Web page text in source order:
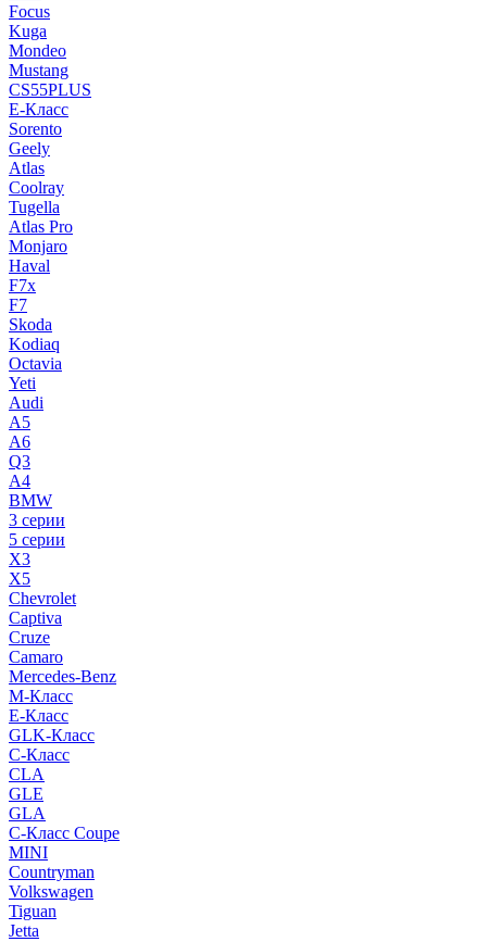
Focus
Kuga
Mondeo
Mustang
CS55PLUS
E-Класс
Sorento
Geely
Atlas
Coolray
Tugella
Atlas Pro
Monjaro
Haval
F7x
F7
Skoda
Kodiaq
Octavia
Yeti
Audi
A5
A6
Q3
A4
BMW
3 серии
5 серии
X3
X5
Chevrolet
Captiva
Cruze
Camaro
Mercedes-Benz
M-Класс
E-Класс
GLK-Класс
C-Класс
CLA
GLE
GLA
C-Класс Coupe
MINI
Countryman
Volkswagen
Tiguan
Jetta